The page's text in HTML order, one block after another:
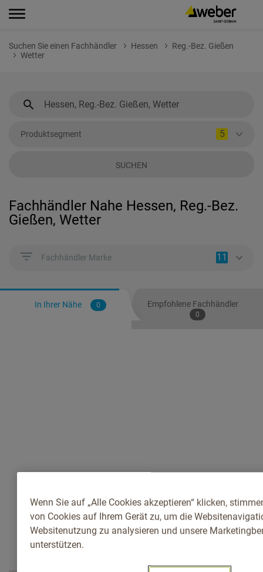
Suchen Sie einen Fachhändler Hessen
Reg.-Bez. Gießen
Wetter
Produktsegment 5
SUCHEN
Fachhändler Nahe Hessen, Reg.-Bez.
Gießen, Wetter
Fachhändler Marke 11
In Ihrer Nähe 0 Empfohlene Fachhändler
0
Wenn Sie auf „Alle Cookies akzeptieren“ klicken,
von Cookies auf Ihrem Gerät zu, um die
Websitenutzung zu analysieren und unsere
unterstützen.